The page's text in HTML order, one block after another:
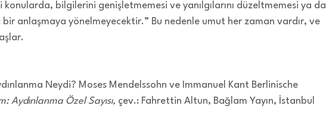
bilgilerini genişletmemesi ve yanılgılarını düzeltmemesi ya da
anlaşmaya yönelmeyecektir.” Bu nedenle umut her zaman vardır, ve
Neydi? Moses Mendelssohn ve Immanuel Kant Berlinische
Aydınlanma Özel Sayısı, çev.: Fahrettin Altun, Bağlam Yayın, İstanbul